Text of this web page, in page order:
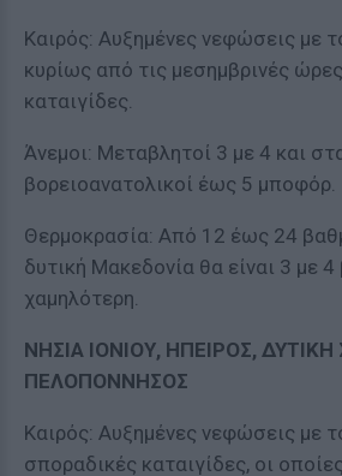
Καιρός: Αυξημένες νεφώσεις με
κυρίως από τις μεσημβρινές
καταιγίδες.
Άνεμοι: Μεταβλητοί 3 με 4 και
βορειοανατολικοί έως 5 μποφόρ.
Θερμοκρασία: Από 12 έως 24
δυτική Μακεδονία θα είναι 3 με
χαμηλότερη.
ΝΗΣΙΑ ΙΟΝΙΟΥ, ΗΠΕΙΡΟΣ,
ΠΕΛΟΠΟΝΝΗΣΟΣ
Καιρός: Αυξημένες νεφώσεις με
σποραδικές καταιγίδες, οι